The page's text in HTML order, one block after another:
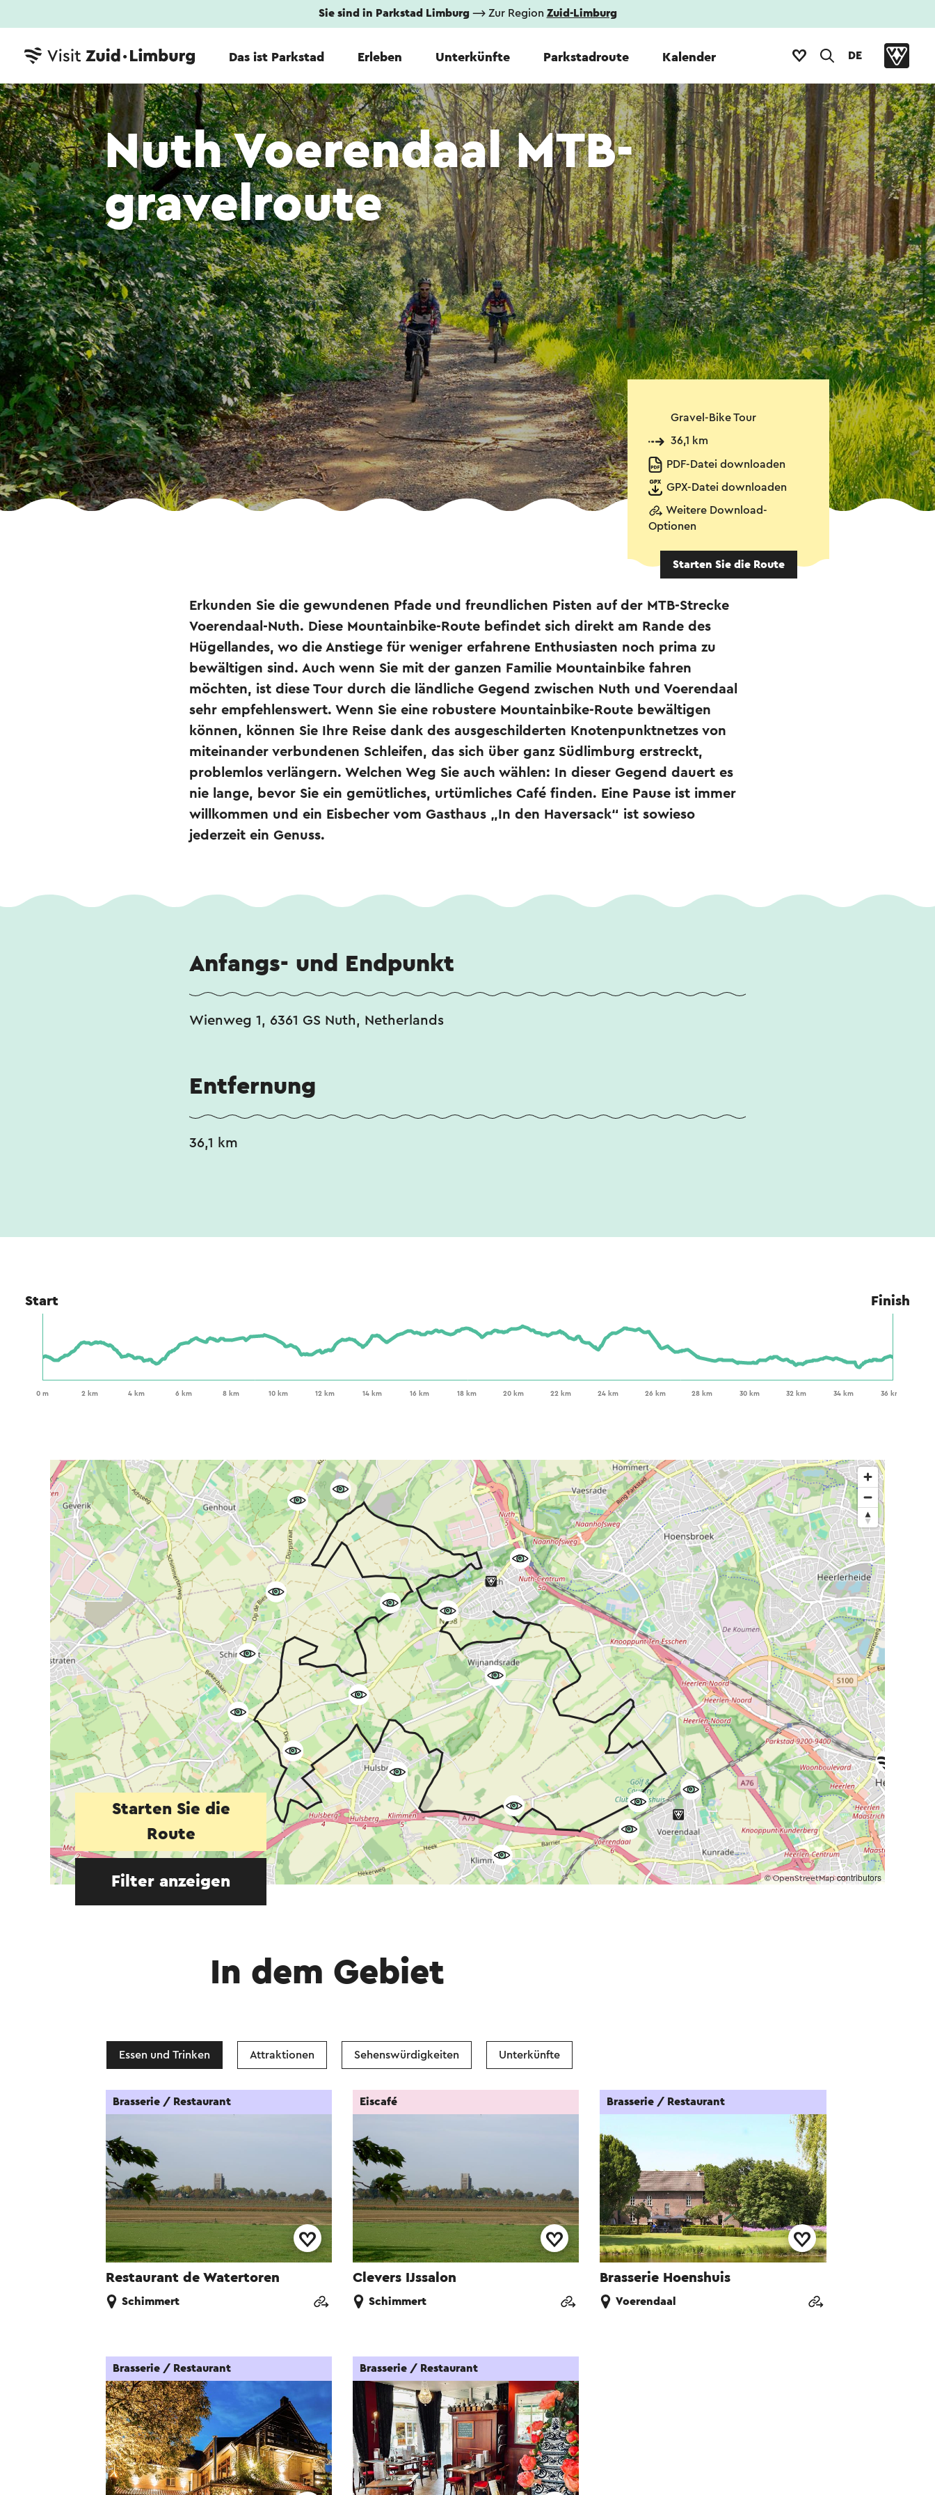
Sie sind in Parkstad Limburg⟶ Zur Region Zuid-Limburg
Das ist Parkstad Erleben Unterkünfte Parkstadroute Kalender DE
Nuth Voerendaal MTB-
gravelroute
Gravel-Bike Tour
36,1 km
PDF-Datei downloaden
GPX-Datei downloaden
Weitere Download-
Optionen
Starten Sie die Route
Erkunden Sie die gewundenen Pfade und freundlichen Pisten auf der MTB-Strecke
Voerendaal-Nuth. Diese Mountainbike-Route befindet sich direkt am Rande des
Hügellandes, wo die Anstiege für weniger erfahrene Enthusiasten noch prima zu
bewältigen sind. Auch wenn Sie mit der ganzen Familie Mountainbike fahren
möchten, ist diese Tour durch die ländliche Gegend zwischen Nuth und Voerendaal
sehr empfehlenswert. Wenn Sie eine robustere Mountainbike-Route bewältigen
können, können Sie Ihre Reise dank des ausgeschilderten Knotenpunktnetzes von
miteinander verbundenen Schleifen, das sich über ganz Südlimburg erstreckt,
problemlos verlängern. Welchen Weg Sie auch wählen: In dieser Gegend dauert es
nie lange, bevor Sie ein gemütliches, urtümliches Café finden. Eine Pause ist immer
willkommen und ein Eisbecher vom Gasthaus „In den Haversack“ ist sowieso
jederzeit ein Genuss.
Anfangs- und Endpunkt
Wienweg 1, 6361 GS Nuth, Netherlands
Entfernung
36,1 km
Start Finish
©OpenStreetMapcontributors
Starten Sie die
Route
Filter anzeigen
In dem Gebiet
Essen und Trinken Attraktionen Sehenswürdigkeiten Unterkünfte
Restaurant de Watertoren
Brasserie / Restaurant
Schimmert
Clevers IJssalon
Eiscafé
Schimmert
Brasserie Hoenshuis
Brasserie / Restaurant
Voerendaal
Brasserie / Restaurant Brasserie / Restaurant